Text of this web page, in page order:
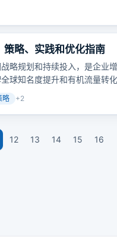
策略、实践和优化指南
略规划和持续投入，是企业
球知名度提升和有机流量转
略 +2
12 13 14 15 16